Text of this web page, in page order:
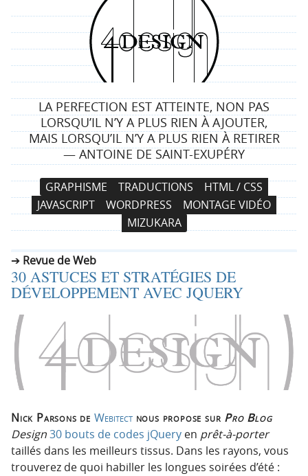
4
d
e
s
i
g
n
LA PERFECTION EST ATTEINTE, NON PAS
LORSQU’IL N’Y A PLUS RIEN À AJOUTER,
MAIS LORSQU’IL N’Y A PLUS RIEN À RETIRER
— ANTOINE DE SAINT-EXUPÉRY
N
a
v
i
a
t
i
n
r
c
i
p
a
A
l
l
e
a
u
c
n
e
n
GRAPHISME TRADUCTIONS
HTML / CSS
JAVASCRIPT
WORDPRESS
MONTAGE VIDÉO
MIZUKARA
Revue de Web
30 ASTUCES ET STRATÉGIES DE
DÉVELOPPEMENT AVEC JQUERY
Nick Parsons de Webitectnous propose sur Pro Blog
Design30 bouts de codes jQuery en prêt-à-porter
taillés dans les meilleurs tissus. Dans les rayons, vous
trouverez de quoi habiller les longues soirées d’été :